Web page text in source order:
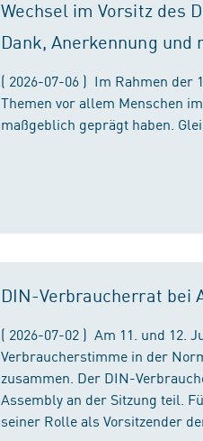
Wechsel im Vorsitz des
Dank, Anerkennung und
( 2026-07-06 ) Im Rahmen der
Themen vor allem Menschen
maßgeblich geprägt haben.
DIN-Verbraucherrat bei
( 2026-07-02 ) Am 11. und 12.
Verbraucherstimme in der
zusammen. Der DIN-
Assembly an der Sitzung teil.
seiner Rolle als Vorsitzender